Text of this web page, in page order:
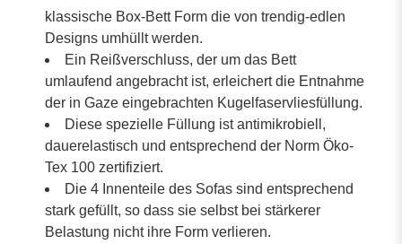
klassische Box-Bett Form die von trendig-edlen
Designs umhüllt werden.
Ein Reißverschluss, der um das Bett
umlaufend angebracht ist, erleichert die Entnahme
der in Gaze eingebrachten Kugelfaservliesfüllung.
Diese spezielle Füllung ist antimikrobiell,
dauerelastisch und entsprechend der Norm Öko-
Tex 100 zertifiziert.
Die 4 Innenteile des Sofas sind entsprechend
stark gefüllt, so dass sie selbst bei stärkerer
Belastung nicht ihre Form verlieren.